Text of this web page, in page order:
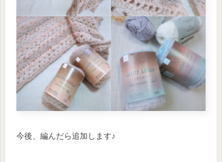
今後、編んだら追加します♪